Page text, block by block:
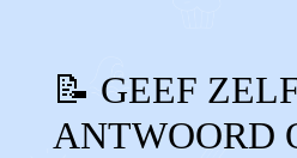
📝 GEEF
ANTWOORD